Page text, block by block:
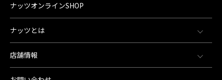
ナッツオンラインSHOP
ナッツとは
店舗情報